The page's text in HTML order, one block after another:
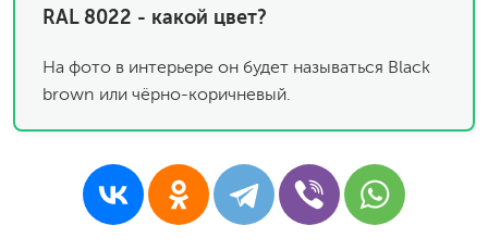
RAL 8022 - какой цвет?
На фото в интерьере он будет называться Black
brown или чёрно-коричневый.